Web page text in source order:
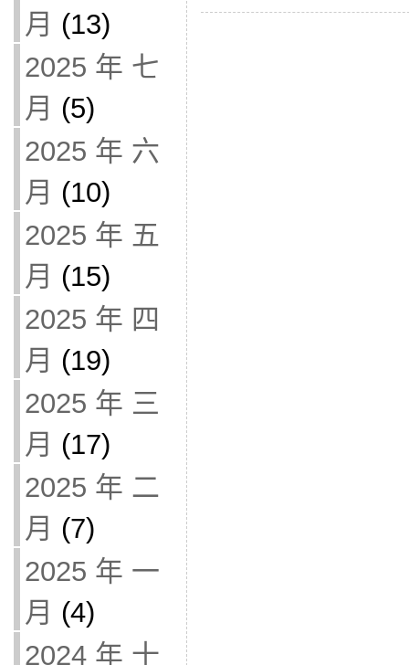
月 (13)
2025 年 七
月 (5)
2025 年 六
月 (10)
2025 年 五
月 (15)
2025 年 四
月 (19)
2025 年 三
月 (17)
2025 年 二
月 (7)
2025 年 一
月 (4)
2024 年 十